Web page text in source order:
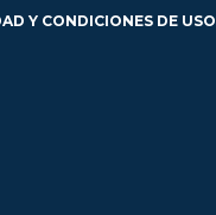
Y CONDICIONES DE USO